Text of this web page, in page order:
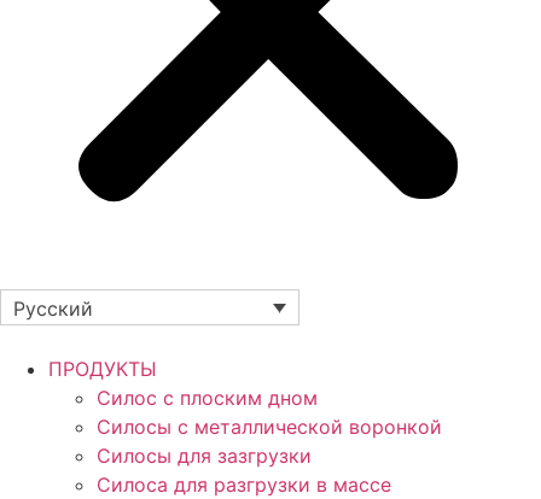
Русский
ПРОДУКТЫ
Силос с плоским дном
Силосы с металлической воронкой
Силосы для зазгрузки
Силоса для разгрузки в массе